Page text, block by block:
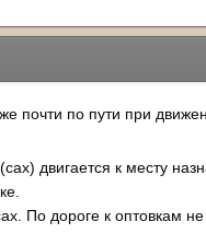
почти по пути при
двигается к месту
По дороге к оптовкам